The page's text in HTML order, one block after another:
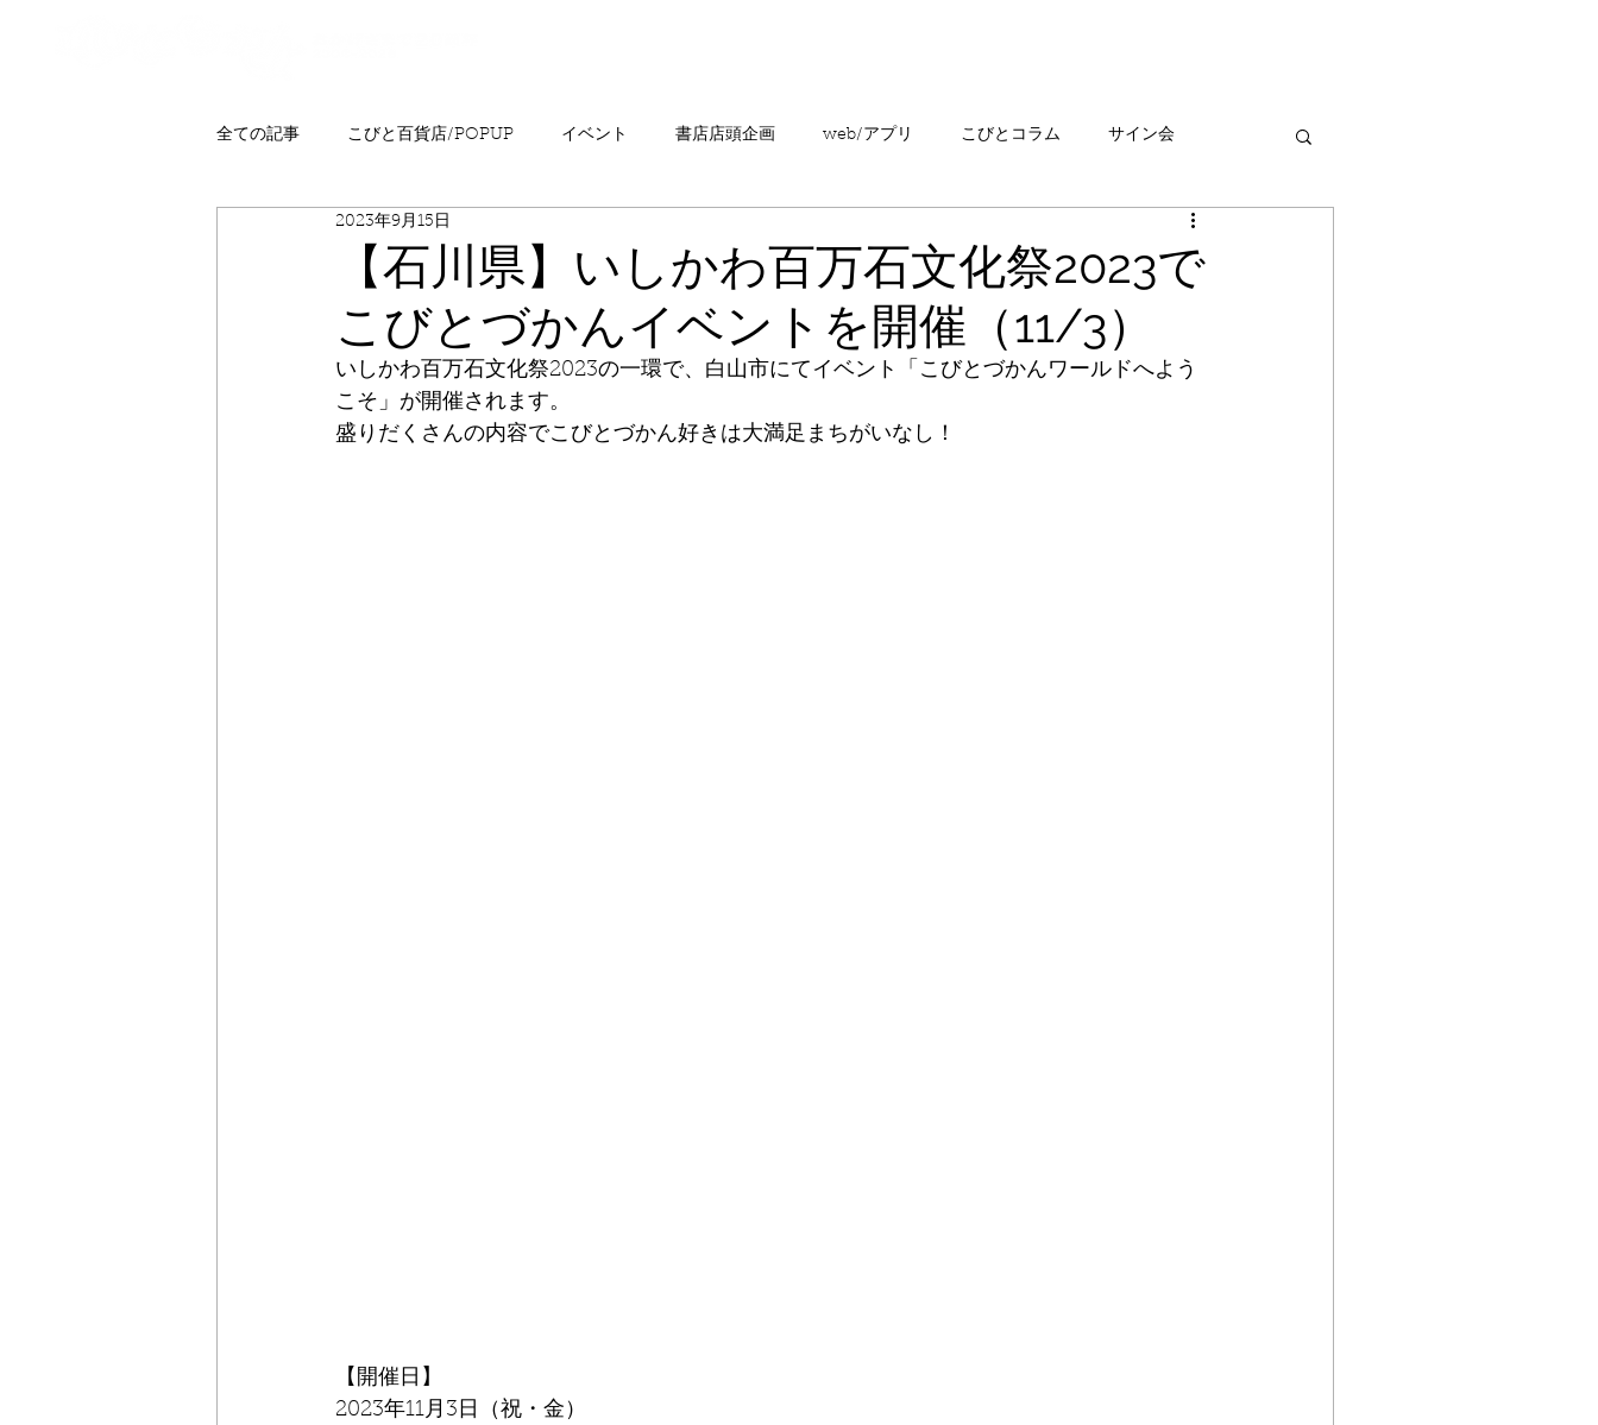
全ての記事 こびと百貨店/POPUP イベント 書店店頭企画 web/アプリ こびとコラム サイン会
プレゼント ニュース
こびとはくぶつかん FAQ こびとづかんの町つるぎ
【石川県】いしかわ百万石文化祭2023で
こびとづかんイベントを開催（11/3）
2023年9月15日
いしかわ百万石文化祭2023の一環で、白山市にてイベント「こびとづかんワールドへよう
こそ」が開催されます。
盛りだくさんの内容でこびとづかん好きは大満足まちがいなし！
【開催日】
2023年11月3日（祝・金）